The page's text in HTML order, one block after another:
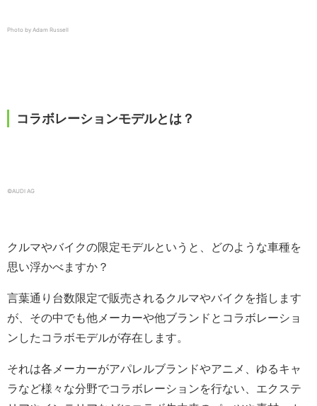
Photo by Adam Russell
コラボレーションモデルとは？
©️AUDI AG
クルマやバイクの限定モデルというと、どのような車種を
思い浮かべますか？
言葉通り台数限定で販売されるクルマやバイクを指します
が、その中でも他メーカーや他ブランドとコラボレーショ
ンしたコラボモデルが存在します。
それは各メーカーがアパレルブランドやアニメ、ゆるキャ
ラなど様々な分野でコラボレーションを行ない、エクステ